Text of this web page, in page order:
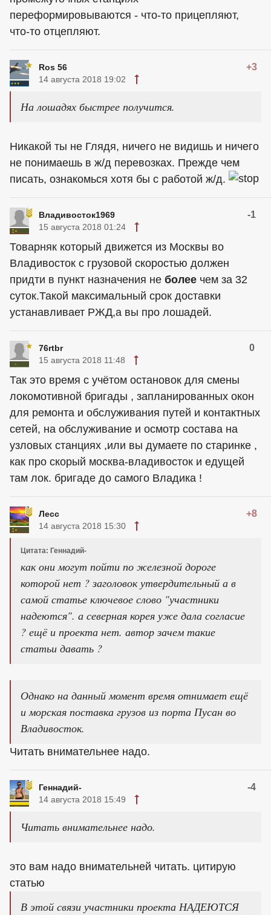
переформировываются - что-то прицепляют,
что-то отцепляют.
Ros 56 +3
14 августа 2018 19:02
На лошадях быстрее получится.
Никакой ты не Глядя, ничего не видишь и ничего
не понимаешь в ж/д перевозках. Прежде чем
писать, ознакомься хотя бы с работой ж/д.
Владивосток1969 -1
15 августа 2018 01:24
Товарняк который движется из Москвы во
Владивосток с грузовой скоростью должен
придти в пункт назначения не более чем за 32
суток.Такой максимальный срок доставки
устанавливает РЖД,а вы про лошадей.
76rtbr 0
15 августа 2018 11:48
Так это время с учётом остановок для смены
локомотивной бригады , запланированных окон
для ремонта и обслуживания путей и контактных
сетей, на обслуживание и осмотр состава на
узловых станциях ,или вы думаете по старинке ,
как про скорый москва-владивосток и едущей
там лок. бригаде до самого Владика !
Лесс +8
14 августа 2018 15:30
Цитата: Геннадий-
как они могут пойти по железной дороге
которой нет ? заголовок утвердительный а в
самой статье ключевое слово "участники
надеются". а северная корея уже дала согласие
? ещё и проекта нет. автор зачем такие
статьи давать ?
Однако на данный момент время отнимает ещё
и морская поставка грузов из порта Пусан во
Владивосток.
Читать внимательнее надо.
Геннадий- -4
14 августа 2018 15:49
Читать внимательнее надо.
это вам надо внимательней читать. цитирую
статью
В этой связи участники проекта НАДЕЮТСЯ